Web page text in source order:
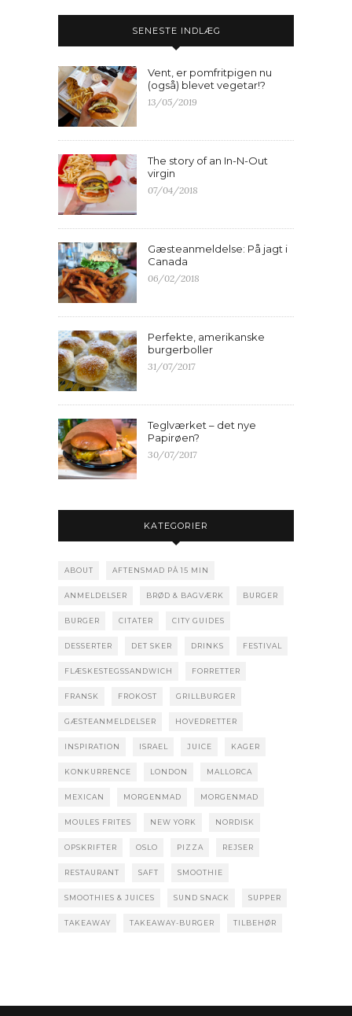
SENESTE INDLÆG
Vent, er pomfritpigen nu
(også) blevet vegetar!?
13/05/2019
The story of an In-N-Out
virgin
07/04/2018
Gæsteanmeldelse: På jagt i
Canada
06/02/2018
Perfekte, amerikanske
burgerboller
31/07/2017
Teglværket – det nye
Papirøen?
30/07/2017
KATEGORIER
ABOUT AFTENSMAD PÅ 15 MIN
ANMELDELSER BRØD & BAGVÆRK BURGER
BURGER CITATER CITY GUIDES
DESSERTER DET SKER DRINKS FESTIVAL
FLÆSKESTEGSSANDWICH FORRETTER
FRANSK FROKOST GRILLBURGER
GÆSTEANMELDELSER HOVEDRETTER
INSPIRATION ISRAEL JUICE KAGER
KONKURRENCE LONDON MALLORCA
MEXICAN MORGENMAD MORGENMAD
MOULES FRITES NEW YORK NORDISK
OPSKRIFTER OSLO PIZZA REJSER
RESTAURANT SAFT SMOOTHIE
SMOOTHIES & JUICES SUND SNACK SUPPER
TAKEAWAY TAKEAWAY-BURGER TILBEHØR